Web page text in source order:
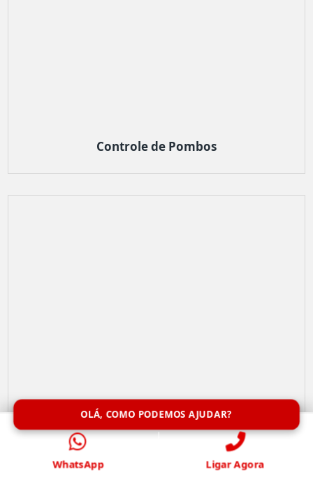
Controle de Pombos
OLÁ, COMO PODEMOS AJUDAR?
WhatsApp Ligar Agora